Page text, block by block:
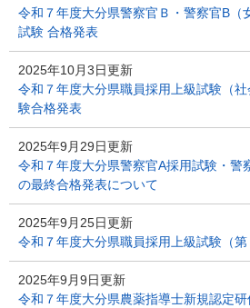
令和７年度大分県警察官Ｂ・警察官B（
試験 合格発表
2025年10月3日更新
令和７年度大分県職員採用上級試験（
験合格発表
2025年9月29日更新
令和７年度大分県警察官A採用試験・警
の最終合格発表について
2025年9月25日更新
令和７年度大分県職員採用上級試験（
2025年9月9日更新
令和７年度大分県農薬指導士新規認定